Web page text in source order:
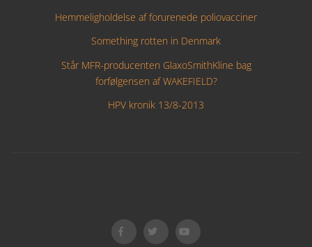
Hemmeligholdelse af forurenede poliovacciner
Something rotten in Denmark
Står MFR-producenten GlaxoSmithKline bag
forfølgensen af WAKEFIELD?
HPV kronik 13/8-2013